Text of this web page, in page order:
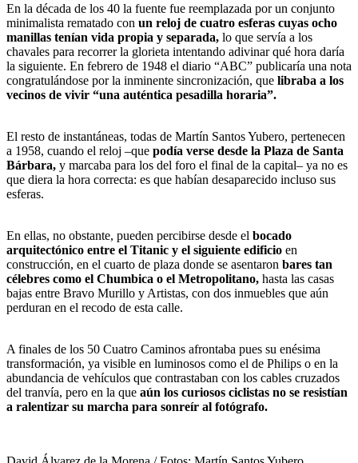
En la década de los 40 la fuente fue reemplazada por un conjunto
minimalista rematado con un reloj de cuatro esferas cuyas ocho
manillas tenían vida propia y separada, lo que servía a los
chavales para recorrer la glorieta intentando adivinar qué hora daría
la siguiente. En febrero de 1948 el diario “ABC” publicaría una nota
congratulándose por la inminente sincronización, que libraba a los
vecinos de vivir “una auténtica pesadilla horaria”.
El resto de instantáneas, todas de Martín Santos Yubero, pertenecen
a 1958, cuando el reloj –que podía verse desde la Plaza de Santa
Bárbara, y marcaba para los del foro el final de la capital– ya no es
que diera la hora correcta: es que habían desaparecido incluso sus
esferas.
En ellas, no obstante, pueden percibirse desde el bocado
arquitectónico entre el Titanic y el siguiente edificio en
construcción, en el cuarto de plaza donde se asentaron bares tan
célebres como el Chumbica o el Metropolitano, hasta las casas
bajas entre Bravo Murillo y Artistas, con dos inmuebles que aún
perduran en el recodo de esta calle.
A finales de los 50 Cuatro Caminos afrontaba pues su enésima
transformación, ya visible en luminosos como el de Philips o en la
abundancia de vehículos que contrastaban con los cables cruzados
del tranvía, pero en la que aún los curiosos ciclistas no se resistían
a ralentizar su marcha para sonreír al fotógrafo.